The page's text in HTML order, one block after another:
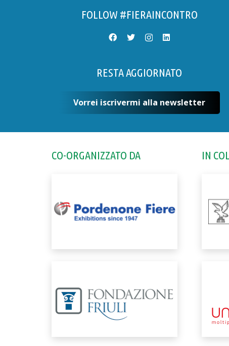
FOLLOW #FIERAINCONTRO
RESTA AGGIORNATO
Vorrei iscrivermi alla newsletter
CO-ORGANIZZATO DA
IN